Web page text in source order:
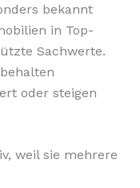
bekannt
in Top-
Sachwerte.
oder steigen
weil sie mehrere